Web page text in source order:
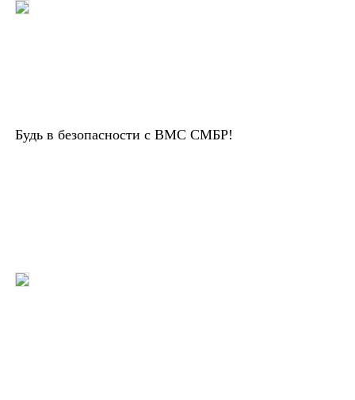
Будь в безопасности с ВМС СМБР!